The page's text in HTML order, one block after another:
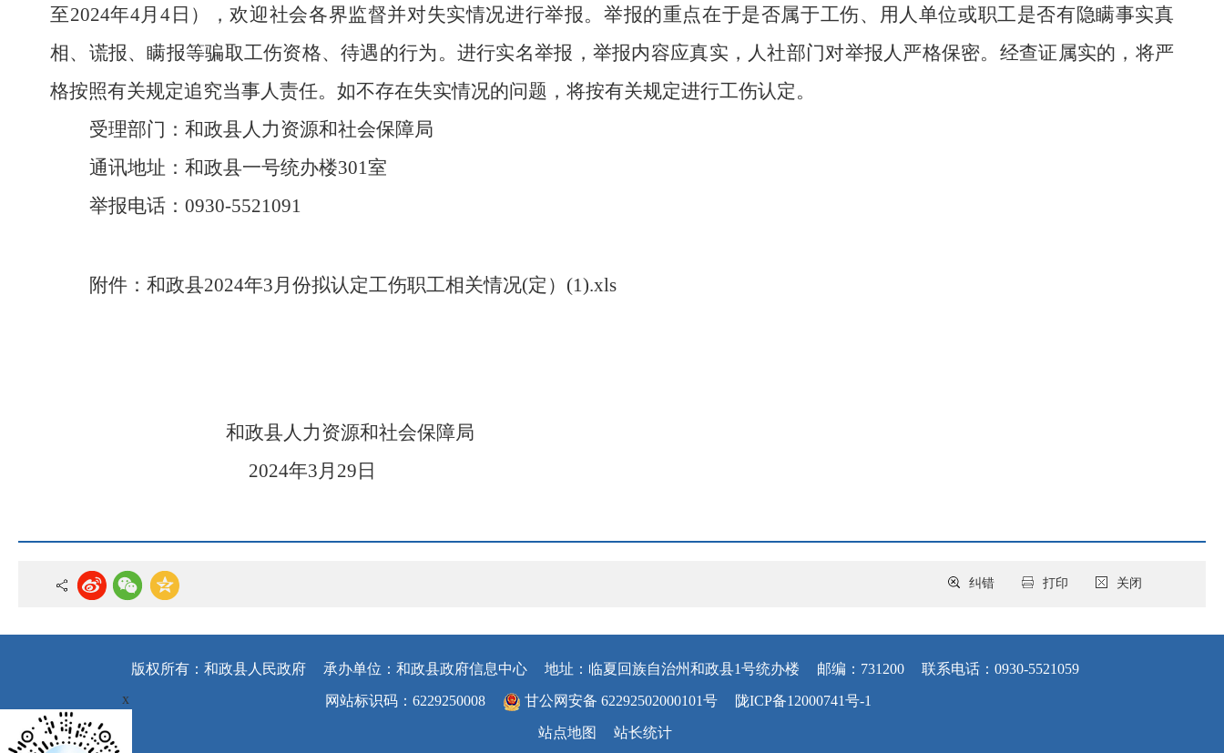
至2024年4月4 日），欢迎社会各界监督并对失实情况进行举报。举报的重点在于是否属于工伤、用人单位或职工是否有隐瞒事实真
相、谎报、瞒报等骗取工伤资格、待遇的行为。进行实名举报，举报内容应真实，人社部门对举报人严格保密。经查证属实的，将严
格按照有关规定追究当事人责任。如不存在失实情况的问题，将按有关规定进行工伤认定。
受理部门： 和政县人力资源和社会保障局
通讯地址： 和政县一号统办楼301室
举报电话： 0930-5521091
附件： 和政县2024年3月份拟认定工伤职工相关情况(定）(1).xls
和政县 人力资源和社会保障局
2024年3 月 29 日
关闭
打印
纠错
版权所有：和政县人民政府 承办单位：和政县政府信息中心 地址：临夏回族自治州和政县1号统办楼 邮编：731200 联系电话：0930-5521059
网站标识码：6229250008 甘公网安备 62292502000101号 陇ICP备12000741号-1
站点地图 站长统计
x